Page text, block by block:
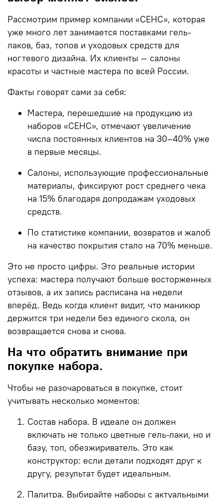
Рассмотрим пример компании «СЕНС», которая
уже много лет занимается поставками гель-
лаков, баз, топов и уходовых средств для
ногтевого дизайна. Их клиенты — салоны
красоты и частные мастера по всей России.
Факты говорят сами за себя:
Мастера, перешедшие на продукцию из
наборов «СЕНС», отмечают увеличение
числа постоянных клиентов на 30–40% уже
в первые месяцы.
Салоны, использующие профессиональные
материалы, фиксируют рост среднего чека
на 15% благодаря допродажам уходовых
средств.
По статистике компании, возвратов и жалоб
на качество покрытия стало на 70% меньше.
Это не просто цифры. Это реальные истории
успеха: мастера получают больше восторженных
отзывов, а их запись расписана на недели
вперёд. Ведь когда клиент видит, что маникюр
держится три недели без единого скола, он
возвращается снова и снова.
На что обратить внимание при
покупке набора.
Чтобы не разочароваться в покупке, стоит
учитывать несколько моментов:
Состав набора. В идеале он должен
включать не только цветные гель-лаки, но и
базу, топ, обезжириватель. Это как
конструктор: если детали подходят друг к
другу, результат будет идеальным.
Палитра. Выбирайте наборы с актуальными